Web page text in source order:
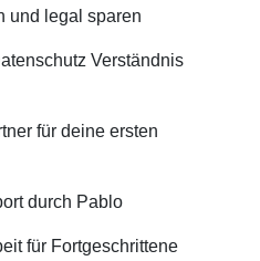
und legal sparen
Verständnis
für deine ersten
durch Pablo
für Fortgeschrittene